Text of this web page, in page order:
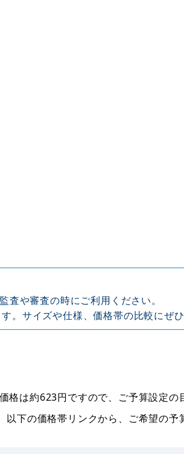
や審査の時にご利用ください。
サイズや仕様、価格帯の比較にぜひ
は約623円ですので、ご予算設定の
下の価格帯リンクから、ご希望の予